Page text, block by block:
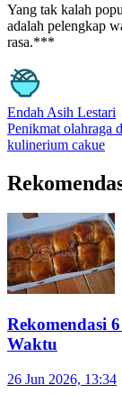
Yang tak kalah
adalah pelengkap
rasa.***
Endah Asih Lestari
Penikmat olahraga
kulinerium cakue
Rekomendasi
Waktu
26 Jun 2026, 13:34